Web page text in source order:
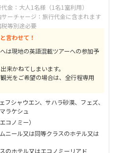
金：大人1名様（1名1室利用）
ーチャージ：旅行代金に含まれます
等別途必要
言わせて！
は現地の英語混載ツアーへの参加予
来かねてしまいます。
光をご希望の場合は、全行程専用
フシャウエン、サハラ砂漠、フェズ、
ラケシュ
コノミー）
ニール又は同等クラスのホテル又は
のホテル又はエコノミーリアド